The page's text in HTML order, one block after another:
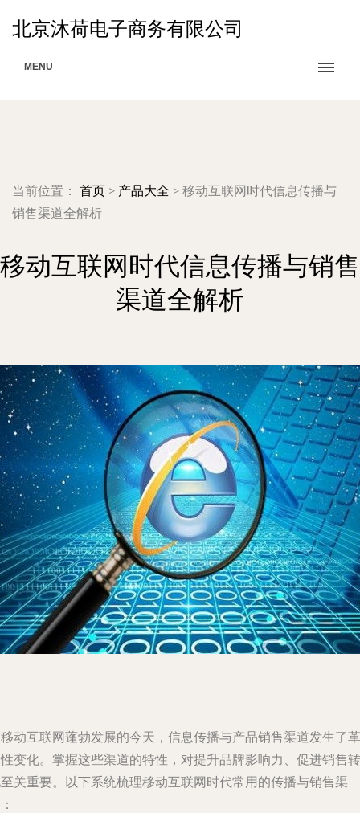
北京沐荷电子商务有限公司
MENU
当前位置： 首页 > 产品大全 > 移动互联网时代信息传播与
销售渠道全解析
移动互联网时代信息传播与销售
渠道全解析
动互联网蓬勃发展的今天，信息传播与产品销售渠道发生了革
变化。掌握这些渠道的特性，对提升品牌影响力、促进销售转
关重要。以下系统梳理移动互联网时代常用的传播与销售渠